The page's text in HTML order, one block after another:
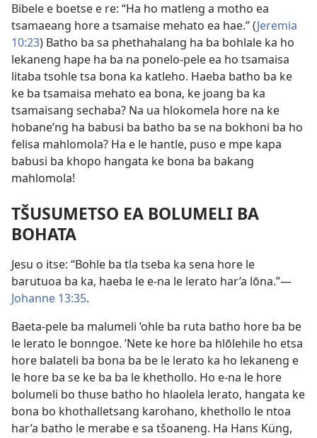
Bibele e boetse e re: “Ha ho matleng a motho ea
tsamaeang hore a tsamaise mehato ea hae.” (Jeremia
10:23) Batho ba sa phethahalang ha ba bohlale ka ho
lekaneng hape ha ba na ponelo-pele ea ho tsamaisa
litaba tsohle tsa bona ka katleho. Haeba batho ba ke
ke ba tsamaisa mehato ea bona, ke joang ba ka
tsamaisang sechaba? Na ua hlokomela hore na ke
hobane’ng ha babusi ba batho ba se na bokhoni ba ho
felisa mahlomola? Ha e le hantle, puso e mpe kapa
babusi ba khopo hangata ke bona ba bakang
mahlomola!
TŠUSUMETSO EA BOLUMELI BA
BOHATA
Jesu o itse: “Bohle ba tla tseba ka sena hore le
barutuoa ba ka, haeba le e-na le lerato har’a lōna.”—
Johanne 13:35.
Baeta-pele ba malumeli ’ohle ba ruta batho hore ba be
le lerato le bonngoe. ’Nete ke hore ba hlōlehile ho etsa
hore balateli ba bona ba be le lerato ka ho lekaneng e
le hore ba se ke ba ba le khethollo. Ho e-na le hore
bolumeli bo thuse batho ho hlaolela lerato, hangata ke
bona bo khothalletsang karohano, khethollo le ntoa
har’a batho le merabe e sa tšoaneng. Ha Hans Küng,